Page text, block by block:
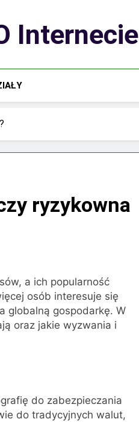
Internecie
ryzykowna
a ich popularność
osób interesuje się
globalną gospodarkę. W
oraz jakie wyzwania i
do zabezpieczania
do tradycyjnych walut,